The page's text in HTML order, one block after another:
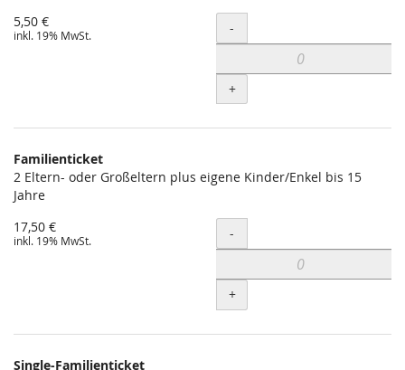
5,50 €
inkl. 19% MwSt. Menge
-
+
Familienticket
2 Eltern- oder Großeltern plus eigene Kinder/Enkel bis 15
Jahre
17,50 €
inkl. 19% MwSt. Menge
-
+
Single-Familienticket